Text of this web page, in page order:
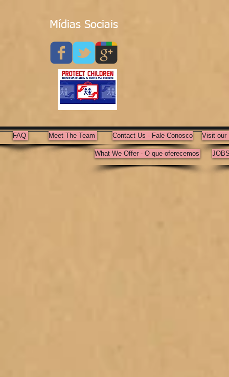
Mídias Sociais
FAQ Meet The Team Contact Us - Fale Conosco
What We Offer - O que oferecemos
Visit our